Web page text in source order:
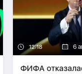
12:18 6
ФИФА